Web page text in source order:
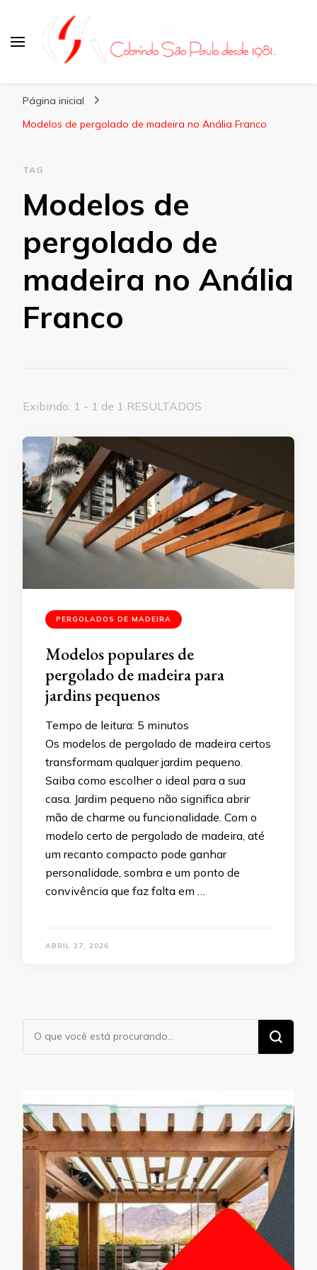
Página inicial
Modelos de pergolado de madeira no Anália Franco
TAG
Modelos de
pergolado de
madeira no Anália
Franco
Exibindo: 1 - 1 de 1 RESULTADOS
PERGOLADOS DE MADEIRA
Modelos populares de
pergolado de madeira para
jardins pequenos
Tempo de leitura: 5 minutos
Os modelos de pergolado de madeira certos
transformam qualquer jardim pequeno.
Saiba como escolher o ideal para a sua
casa. Jardim pequeno não significa abrir
mão de charme ou funcionalidade. Com o
modelo certo de pergolado de madeira, até
um recanto compacto pode ganhar
personalidade, sombra e um ponto de
convivência que faz falta em …
ABRIL 27, 2026
Procurando
algo?